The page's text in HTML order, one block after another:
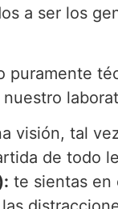
a ser los
visión, tal
de todo
te sientas en